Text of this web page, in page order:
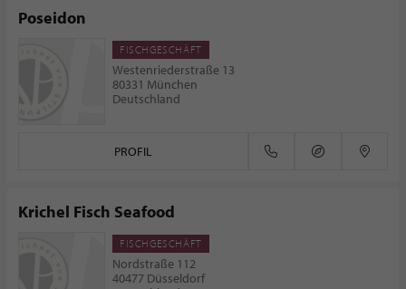
Poseidon
FISCHGESCHÄFT
Westenriederstraße 13
80331 München
Deutschland
PROFIL
Krichel Fisch Seafood
FISCHGESCHÄFT
Nordstraße 112
40477 Düsseldorf